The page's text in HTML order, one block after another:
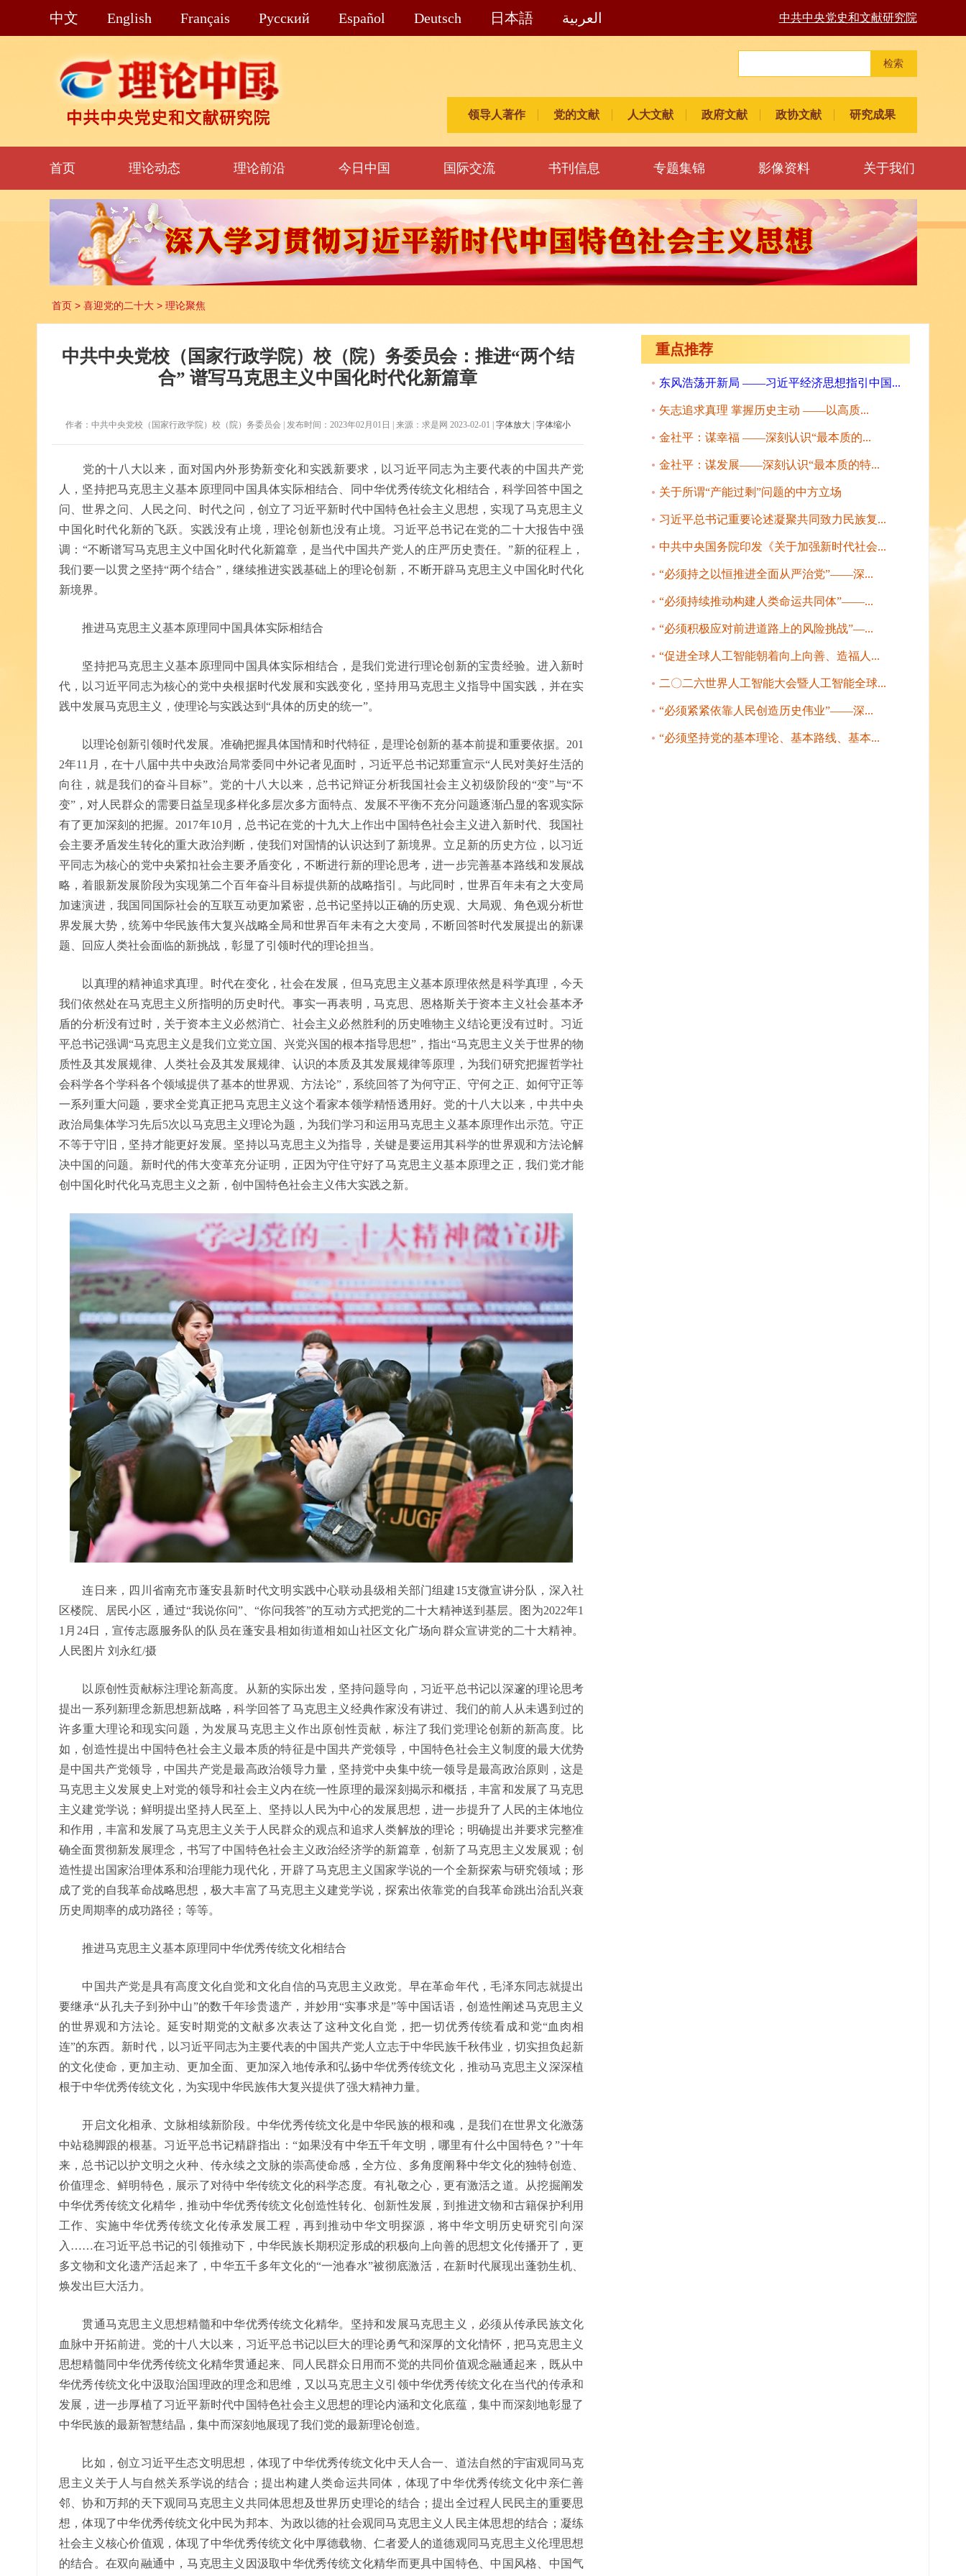
中文 English Français Pусский Español Deutsch 日本語 العربية 中共中央党史和文献研究院
检索
领导人著作 党的文献 人大文献 政府文献 政协文献 研究成果
首页 理论动态 理论前沿 今日中国 国际交流 书刊信息 专题集锦 影像资料 关于我们
首页 > 喜迎党的二十大 > 理论聚焦
中共中央党校（国家行政学院）校（院）务委员会：推进“两个结
合” 谱写马克思主义中国化时代化新篇章
作者：中共中央党校（国家行政学院）校（院）务委员会 | 发布时间：2023年02月01日 | 来源：求是网 2023-02-01 | 字体放大| 字体缩小
党的十八大以来，面对国内外形势新变化和实践新要求，以习近平同志为主要代表的中国共产党
人，坚持把马克思主义基本原理同中国具体实际相结合、同中华优秀传统文化相结合，科学回答中国之
问、世界之问、人民之问、时代之问，创立了习近平新时代中国特色社会主义思想，实现了马克思主义
中国化时代化新的飞跃。实践没有止境，理论创新也没有止境。习近平总书记在党的二十大报告中强
调：“不断谱写马克思主义中国化时代化新篇章，是当代中国共产党人的庄严历史责任。”新的征程上，
我们要一以贯之坚持“两个结合”，继续推进实践基础上的理论创新，不断开辟马克思主义中国化时代化
新境界。
推进马克思主义基本原理同中国具体实际相结合
坚持把马克思主义基本原理同中国具体实际相结合，是我们党进行理论创新的宝贵经验。进入新时
代，以习近平同志为核心的党中央根据时代发展和实践变化，坚持用马克思主义指导中国实践，并在实
践中发展马克思主义，使理论与实践达到“具体的历史的统一”。
以理论创新引领时代发展。准确把握具体国情和时代特征，是理论创新的基本前提和重要依据。201
2年11月，在十八届中共中央政治局常委同中外记者见面时，习近平总书记郑重宣示“人民对美好生活的
向往，就是我们的奋斗目标”。党的十八大以来，总书记辩证分析我国社会主义初级阶段的“变”与“不
变”，对人民群众的需要日益呈现多样化多层次多方面特点、发展不平衡不充分问题逐渐凸显的客观实际
有了更加深刻的把握。2017年10月，总书记在党的十九大上作出中国特色社会主义进入新时代、我国社
会主要矛盾发生转化的重大政治判断，使我们对国情的认识达到了新境界。立足新的历史方位，以习近
平同志为核心的党中央紧扣社会主要矛盾变化，不断进行新的理论思考，进一步完善基本路线和发展战
略，着眼新发展阶段为实现第二个百年奋斗目标提供新的战略指引。与此同时，世界百年未有之大变局
加速演进，我国同国际社会的互联互动更加紧密，总书记坚持以正确的历史观、大局观、角色观分析世
界发展大势，统筹中华民族伟大复兴战略全局和世界百年未有之大变局，不断回答时代发展提出的新课
题、回应人类社会面临的新挑战，彰显了引领时代的理论担当。
以真理的精神追求真理。时代在变化，社会在发展，但马克思主义基本原理依然是科学真理，今天
我们依然处在马克思主义所指明的历史时代。事实一再表明，马克思、恩格斯关于资本主义社会基本矛
盾的分析没有过时，关于资本主义必然消亡、社会主义必然胜利的历史唯物主义结论更没有过时。习近
平总书记强调“马克思主义是我们立党立国、兴党兴国的根本指导思想”，指出“马克思主义关于世界的物
质性及其发展规律、人类社会及其发展规律、认识的本质及其发展规律等原理，为我们研究把握哲学社
会科学各个学科各个领域提供了基本的世界观、方法论”，系统回答了为何守正、守何之正、如何守正等
一系列重大问题，要求全党真正把马克思主义这个看家本领学精悟透用好。党的十八大以来，中共中央
政治局集体学习先后5次以马克思主义理论为题，为我们学习和运用马克思主义基本原理作出示范。守正
不等于守旧，坚持才能更好发展。坚持以马克思主义为指导，关键是要运用其科学的世界观和方法论解
决中国的问题。新时代的伟大变革充分证明，正因为守住守好了马克思主义基本原理之正，我们党才能
创中国化时代化马克思主义之新，创中国特色社会主义伟大实践之新。
连日来，四川省南充市蓬安县新时代文明实践中心联动县级相关部门组建15支微宣讲分队，深入社
区楼院、居民小区，通过“我说你问”、“你问我答”的互动方式把党的二十大精神送到基层。图为2022年1
1月24日，宣传志愿服务队的队员在蓬安县相如街道相如山社区文化广场向群众宣讲党的二十大精神。
人民图片 刘永红/摄
以原创性贡献标注理论新高度。从新的实际出发，坚持问题导向，习近平总书记以深邃的理论思考
提出一系列新理念新思想新战略，科学回答了马克思主义经典作家没有讲过、我们的前人从未遇到过的
许多重大理论和现实问题，为发展马克思主义作出原创性贡献，标注了我们党理论创新的新高度。比
如，创造性提出中国特色社会主义最本质的特征是中国共产党领导，中国特色社会主义制度的最大优势
是中国共产党领导，中国共产党是最高政治领导力量，坚持党中央集中统一领导是最高政治原则，这是
马克思主义发展史上对党的领导和社会主义内在统一性原理的最深刻揭示和概括，丰富和发展了马克思
主义建党学说；鲜明提出坚持人民至上、坚持以人民为中心的发展思想，进一步提升了人民的主体地位
和作用，丰富和发展了马克思主义关于人民群众的观点和追求人类解放的理论；明确提出并要求完整准
确全面贯彻新发展理念，书写了中国特色社会主义政治经济学的新篇章，创新了马克思主义发展观；创
造性提出国家治理体系和治理能力现代化，开辟了马克思主义国家学说的一个全新探索与研究领域；形
成了党的自我革命战略思想，极大丰富了马克思主义建党学说，探索出依靠党的自我革命跳出治乱兴衰
历史周期率的成功路径；等等。
推进马克思主义基本原理同中华优秀传统文化相结合
中国共产党是具有高度文化自觉和文化自信的马克思主义政党。早在革命年代，毛泽东同志就提出
要继承“从孔夫子到孙中山”的数千年珍贵遗产，并妙用“实事求是”等中国话语，创造性阐述马克思主义
的世界观和方法论。延安时期党的文献多次表达了这种文化自觉，把一切优秀传统看成和党“血肉相
连”的东西。新时代，以习近平同志为主要代表的中国共产党人立志于中华民族千秋伟业，切实担负起新
的文化使命，更加主动、更加全面、更加深入地传承和弘扬中华优秀传统文化，推动马克思主义深深植
根于中华优秀传统文化，为实现中华民族伟大复兴提供了强大精神力量。
开启文化相承、文脉相续新阶段。中华优秀传统文化是中华民族的根和魂，是我们在世界文化激荡
中站稳脚跟的根基。习近平总书记精辟指出：“如果没有中华五千年文明，哪里有什么中国特色？”十年
来，总书记以护文明之火种、传永续之文脉的崇高使命感，全方位、多角度阐释中华文化的独特创造、
价值理念、鲜明特色，展示了对待中华传统文化的科学态度。有礼敬之心，更有激活之道。从挖掘阐发
中华优秀传统文化精华，推动中华优秀传统文化创造性转化、创新性发展，到推进文物和古籍保护利用
工作、实施中华优秀传统文化传承发展工程，再到推动中华文明探源，将中华文明历史研究引向深
入……在习近平总书记的引领推动下，中华民族长期积淀形成的积极向上向善的思想文化传播开了，更
多文物和文化遗产活起来了，中华五千多年文化的“一池春水”被彻底激活，在新时代展现出蓬勃生机、
焕发出巨大活力。
贯通马克思主义思想精髓和中华优秀传统文化精华。坚持和发展马克思主义，必须从传承民族文化
血脉中开拓前进。党的十八大以来，习近平总书记以巨大的理论勇气和深厚的文化情怀，把马克思主义
思想精髓同中华优秀传统文化精华贯通起来、同人民群众日用而不觉的共同价值观念融通起来，既从中
华优秀传统文化中汲取治国理政的理念和思维，又以马克思主义引领中华优秀传统文化在当代的传承和
发展，进一步厚植了习近平新时代中国特色社会主义思想的理论内涵和文化底蕴，集中而深刻地彰显了
中华民族的最新智慧结晶，集中而深刻地展现了我们党的最新理论创造。
比如，创立习近平生态文明思想，体现了中华优秀传统文化中天人合一、道法自然的宇宙观同马克
思主义关于人与自然关系学说的结合；提出构建人类命运共同体，体现了中华优秀传统文化中亲仁善
邻、协和万邦的天下观同马克思主义共同体思想及世界历史理论的结合；提出全过程人民民主的重要思
想，体现了中华优秀传统文化中民为邦本、为政以德的社会观同马克思主义人民主体思想的结合；凝练
社会主义核心价值观，体现了中华优秀传统文化中厚德载物、仁者爱人的道德观同马克思主义伦理思想
的结合。在双向融通中，马克思主义因汲取中华优秀传统文化精华而更具中国特色、中国风格、中国气
重点推荐
东风浩荡开新局 ——习近平经济思想指引中国...
矢志追求真理 掌握历史主动 ——以高质...
金社平：谋幸福 ——深刻认识“最本质的...
金社平：谋发展——深刻认识“最本质的特...
关于所谓“产能过剩”问题的中方立场
习近平总书记重要论述凝聚共同致力民族复...
中共中央国务院印发《关于加强新时代社会...
“必须持之以恒推进全面从严治党”——深...
“必须持续推动构建人类命运共同体”——...
“必须积极应对前进道路上的风险挑战”—...
“促进全球人工智能朝着向上向善、造福人...
二〇二六世界人工智能大会暨人工智能全球...
“必须紧紧依靠人民创造历史伟业”——深...
“必须坚持党的基本理论、基本路线、基本...